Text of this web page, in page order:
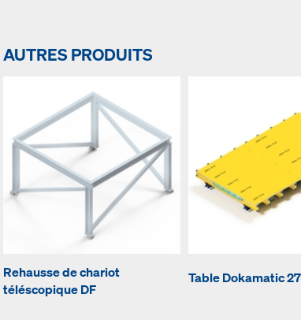
AUTRES PRODUITS
Rehausse de chariot
téléscopique DF
Table Dokamatic